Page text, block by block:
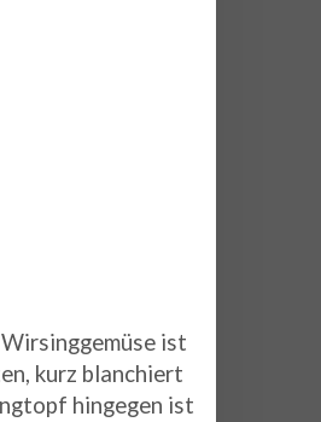
ist
kurz blanchiert
hingegen ist